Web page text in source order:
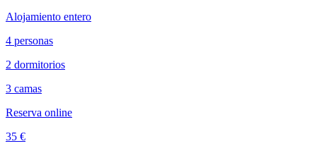
Alojamiento entero
4 personas
2 dormitorios
3 camas
Reserva online
35 €